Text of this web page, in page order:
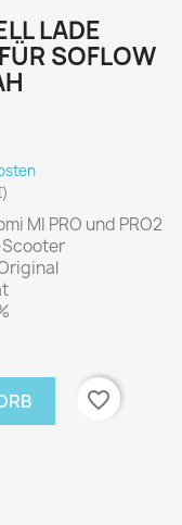
LADE
SOFLOW
MI PRO und PRO2
Scooter
favorite_border